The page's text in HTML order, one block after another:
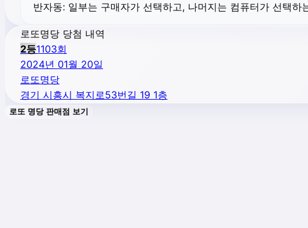
반자동: 일부는 구매자가 선택하고, 나머지는 컴퓨터가 선택하
로또명당 당첨 내역
2등1103회
2024년 01월 20일
로또명당
경기 시흥시 복지로53번길 19 1층
로또 명당 판매점 보기